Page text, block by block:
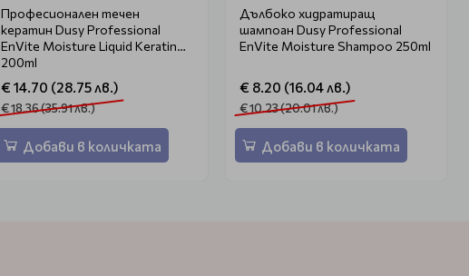
Професионален течен
кератин Dusy Professional
EnVite Moisture Liquid Keratin
200ml
€ 14.70 (28.75 лв.)
€ 18.36 (35.91 лв.)
Добави в количката
Дълбоко хидратиращ
шампоан Dusy Professional
EnVite Moisture Shampoo 250ml
€ 8.20 (16.04 лв.)
€ 10.23 (20.01 лв.)
Добави в количката